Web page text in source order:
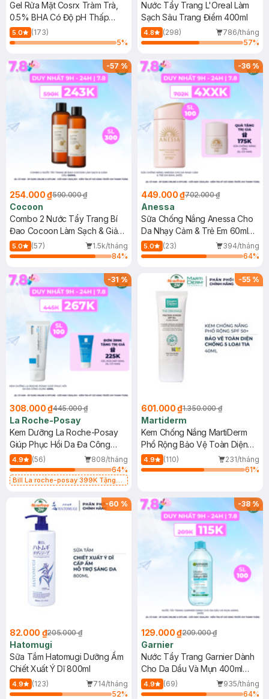
Gel Rửa Mặt Cosrx Tràm Trà,
0.5% BHA Có Độ pH Thấp
150ml
5.0
(173)
5%
Nước Tẩy Trang L'Oreal Làm
Sạch Sâu Trang Điểm 400ml
4.8 (298)
786/tháng
57%
-57%
254.000 ₫590.000 ₫
Cocoon
Combo 2 Nước Tẩy Trang Bí
Đao Cocoon Làm Sạch & Giảm
Dầu 500ml
5.0 (57)
1.5k/tháng
84%
-36%
449.000 ₫702.000 ₫
Anessa
Sữa Chống Nắng Anessa Cho
Da Nhạy Cảm & Trẻ Em 60ml
(Mới)
5.0 (23)
394/tháng
64%
-31%
308.000 ₫445.000 ₫
La Roche-Posay
Kem Dưỡng La Roche-Posay
Giúp Phục Hồi Da Đa Công
Dụng 40ml
4.9 (56)
808/tháng
64%
Bill La roche-posay 399K Tặng
(SL có hạn)
-55 %
601.000 ₫1.350.000 ₫
Martiderm
Kem Chống Nắng MartiDerm
Phổ Rộng Bảo Vệ Toàn Diện
40ml
4.9 (110)
231/tháng
61%
-60 %
82.000 ₫205.000 ₫
Hatomugi
Sữa Tắm Hatomugi Dưỡng Ẩm
Chiết Xuất Ý Dĩ 800ml
4.9 (123)
714/tháng
52%
-38%
129.000 ₫209.000 ₫
Garnier
Nước Tẩy Trang Garnier Dành
Cho Da Dầu Và Mụn 400ml
(Mới)
4.9 (69)
935/tháng
64%